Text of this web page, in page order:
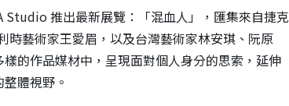
Studio 推出最新展覽：「混血人」，匯集來自捷克
藝術家王愛眉，以及台灣藝術家林安琪、阮原
的作品媒材中，呈現面對個人身分的思索，延伸
體視野。